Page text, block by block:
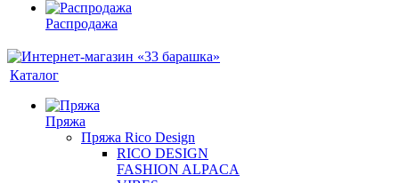
Распродажа
Каталог
Пряжа
Пряжа Rico Design
RICO DESIGN
FASHION ALPACA